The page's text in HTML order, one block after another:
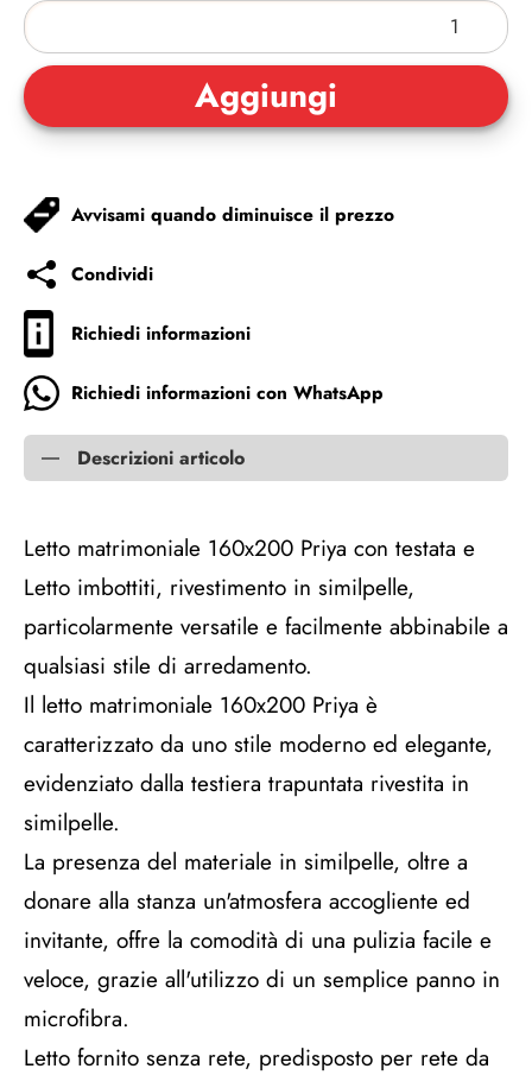
Avvisami quando diminuisce il prezzo
Condividi
Richiedi informazioni
Richiedi informazioni con WhatsApp
Descrizioni articolo
Letto matrimoniale 160x200 Priya con testata e
Letto imbottiti, rivestimento in similpelle,
particolarmente versatile e facilmente abbinabile a
qualsiasi stile di arredamento.
Il letto matrimoniale 160x200 Priya è
caratterizzato da uno stile moderno ed elegante,
evidenziato dalla testiera trapuntata rivestita in
similpelle.
La presenza del materiale in similpelle, oltre a
donare alla stanza un'atmosfera accogliente ed
invitante, offre la comodità di una pulizia facile e
veloce, grazie all'utilizzo di un semplice panno in
microfibra.
Letto fornito senza rete, predisposto per rete da